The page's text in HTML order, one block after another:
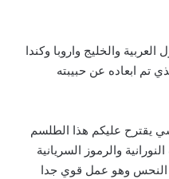
والخليج واروبا وكندا
تم ابعاده عن حبيبته
يقترح عليكم هذا الطلسم
والرموز السريانية
النحس وهو عمل قوي جدا